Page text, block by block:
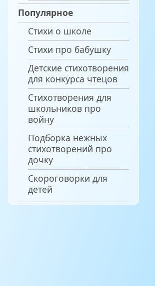
Популярное
Стихи о школе
Стихи про бабушку
Детские стихотворения
для конкурса чтецов
Стихотворения для
школьников про
войну
Подборка нежных
стихотворений про
дочку
Скороговорки для
детей